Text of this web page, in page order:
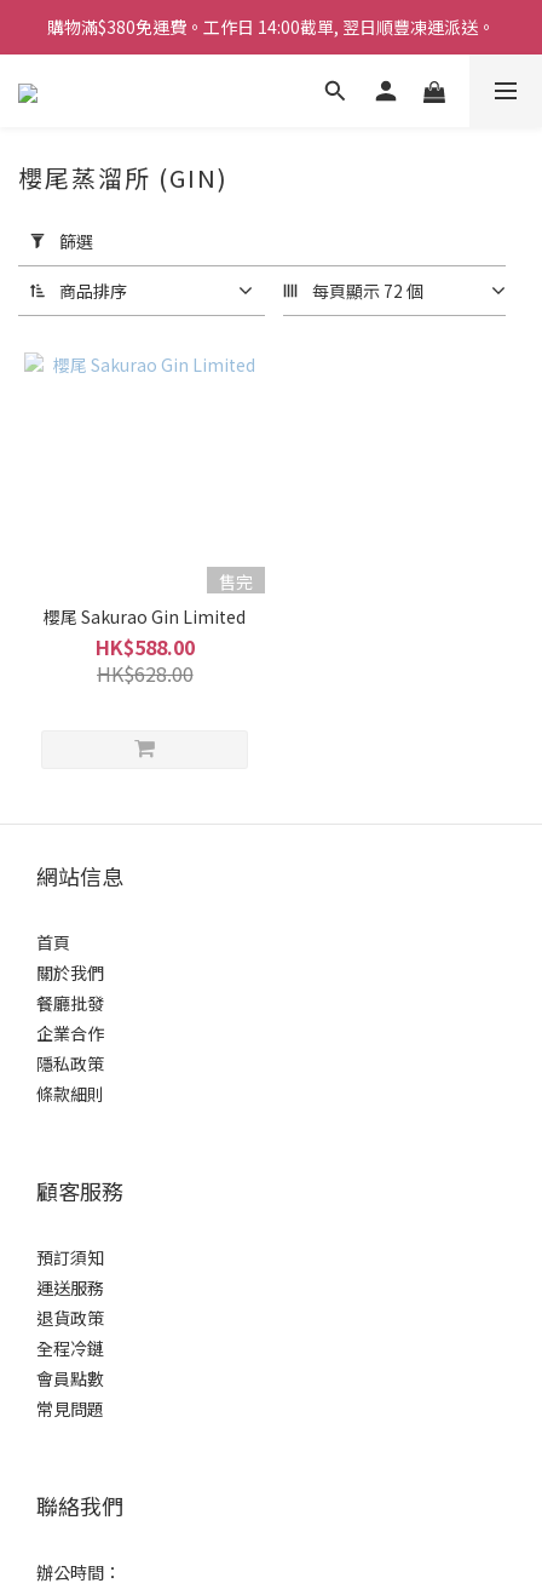
購物滿$380免運費。工作日 14:00截單, 翌日順豐凍運派送。
購物滿$380免運費。工作日 14:00截單, 翌日順豐凍運派送。
「720ml 清酒自由配 (Mix & Match)」$698 任選 4 支
購物滿$380免運費。工作日 14:00截單, 翌日順豐凍運派送。
套
篩
選
(0/20)
商
容
700ml
酒
度%
+
(1)
品
牌
Sakurao
櫻尾蒸溜所 (GIN)
篩選
商品排序 每頁顯示 72 個
售完
櫻尾 Sakurao Gin Limited
HK$588.00
HK$628.00
網站信息
首頁
關於我們
餐廳批發
企業合作
隱私政策
條款細則
顧客服務
預訂須知
運送服務
退貨政策
全程冷鏈
會員點數
常見問題
聯絡我們
辦公時間：